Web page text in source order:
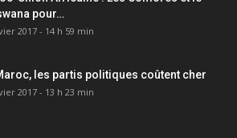
pour…
2017 - 14 h 59 min
les partis politiques coûtent cher
2017 - 13 h 23 min